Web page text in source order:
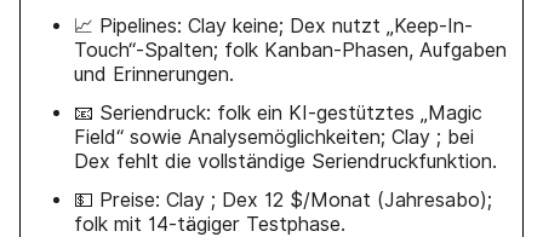
📈 Pipelines: Clay keine; Dex nutzt „Keep-In-
Touch“-Spalten; folk Kanban-Phasen, Aufgaben
und Erinnerungen.
📧 Seriendruck: folk ein KI-gestütztes „Magic
Field“ sowie Analysemöglichkeiten; Clay ; bei
Dex fehlt die vollständige Seriendruckfunktion.
💵 Preise: Clay ; Dex 12 $/Monat (Jahresabo);
folk mit 14-tägiger Testphase.